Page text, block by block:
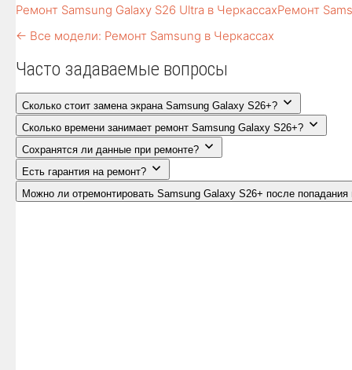
Ремонт Samsung Galaxy S26 Ultra в ЧеркассахРемонт
← Все модели: Ремонт Samsung в Черкассах
Часто задаваемые вопросы
Сколько стоит замена экрана Samsung Galaxy S26+?
Сколько времени занимает ремонт Samsung Galaxy S26+?
Сохранятся ли данные при ремонте?
Есть гарантия на ремонт?
Можно ли отремонтировать Samsung Galaxy S26+ после попадания